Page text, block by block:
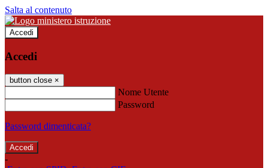
Salta al contenuto
Accedi
Accedi
button close ×
Nome Utente
Password
Password dimenticata?
-